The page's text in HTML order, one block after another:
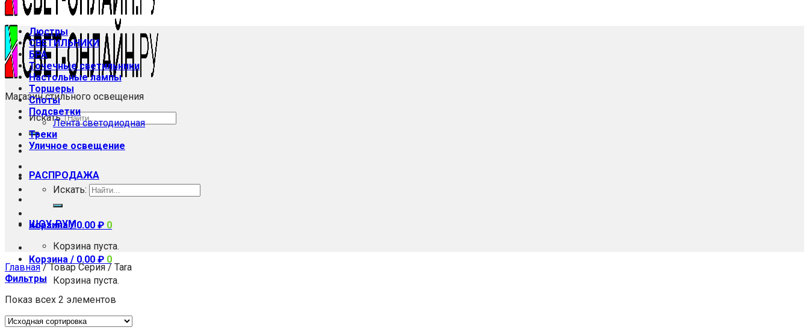
Магазин стильного освещения
Искать:
РАСПРОДАЖА
ШОУ-РУМ
Корзина / 0.00 ₽ 0
Корзина пуста.
Люстры
СВЕТИЛЬНИКИ
БРА
Точечные светильники
Настольные лампы
Торшеры
Споты
Подсветки
Лента светодиодная
Треки
Уличное освещение
Искать:
Корзина /0.00 ₽ 0
Корзина пуста.
Главная /Товар Серия/ Tara
Фильтры
Показ всех 2 элементов